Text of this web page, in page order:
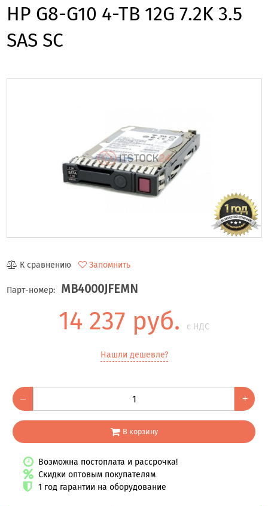
HP G8-G10 4-TB 12G 7.2K 3.5
SAS SC
К сравнению Запомнить
Парт-номер: MB4000JFEMN
14 237 руб. с НДС
Нашли дешевле?
– +
В корзину
Возможна постоплата и рассрочка!
Скидки оптовым покупателям
1 год гарантии на оборудование